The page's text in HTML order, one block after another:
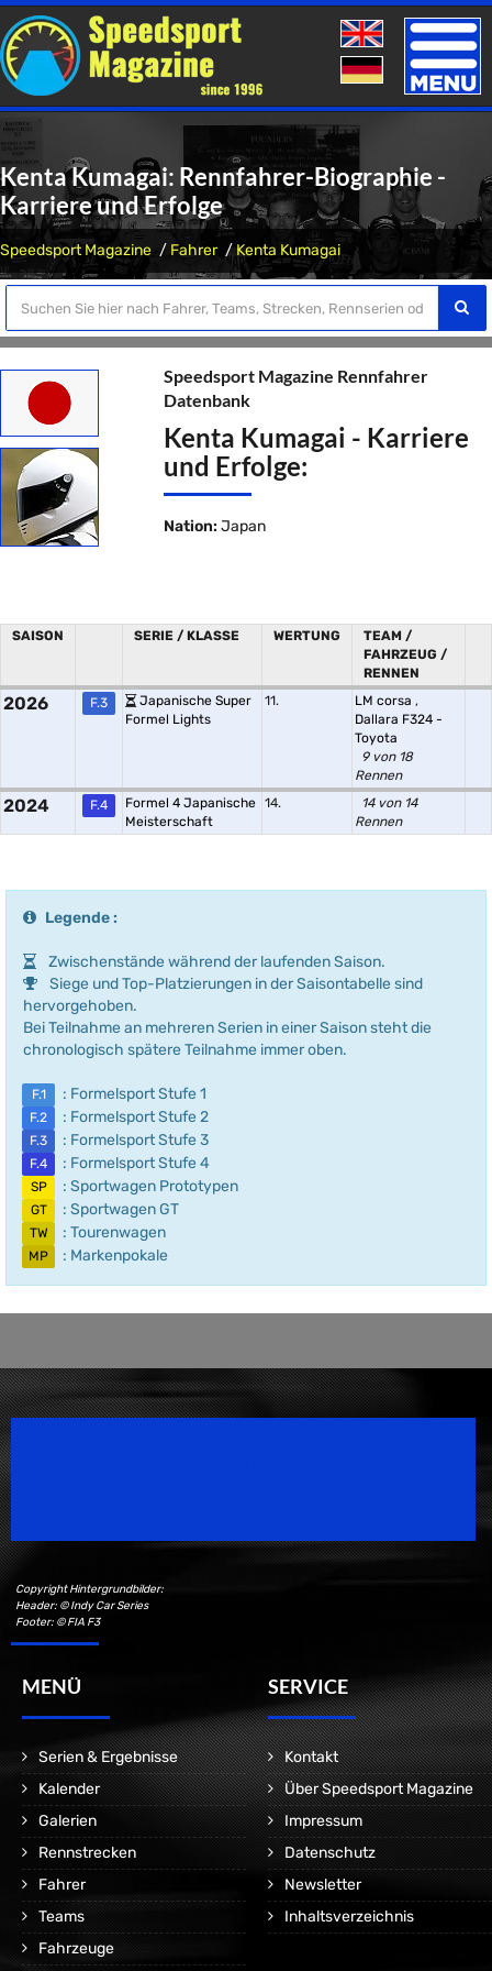
Toggle
Kenta Kumagai: Rennfahrer-Biographie -
Karriere und Erfolge
Speedsport Magazine Fahrer Kenta Kumagai
Speedsport Magazine Rennfahrer
Datenbank
Kenta Kumagai - Karriere
und Erfolge:
Nation: Japan
SAISON SERIE / KLASSE WERTUNG
TEAM /
FAHRZEUG /
RENNEN
2026 F.3
Japanische Super
Formel Lights
11. LM corsa ,
Dallara F324 -
Toyota
9 von 18
Rennen
2024 F.4
Formel 4 Japanische
Meisterschaft
14.
14 von 14
Rennen
Legende :
Zwischenstände während der laufenden Saison.
Siege und Top-Platzierungen in der Saisontabelle sind
hervorgehoben.
Bei Teilnahme an mehreren Serien in einer Saison steht die
chronologisch spätere Teilnahme immer oben.
F.1 : Formelsport Stufe 1
F.2 : Formelsport Stufe 2
F.3 : Formelsport Stufe 3
F.4 : Formelsport Stufe 4
SP : Sportwagen Prototypen
GT : Sportwagen GT
TW : Tourenwagen
MP : Markenpokale
Copyright Hintergrundbilder:
Header: © Indy Car Series
Footer: © FIA F3
MENÜ
Serien & Ergebnisse
Kalender
Galerien
Rennstrecken
Fahrer
Teams
Fahrzeuge
SERVICE
Kontakt
Über Speedsport Magazine
Impressum
Datenschutz
Newsletter
Inhaltsverzeichnis